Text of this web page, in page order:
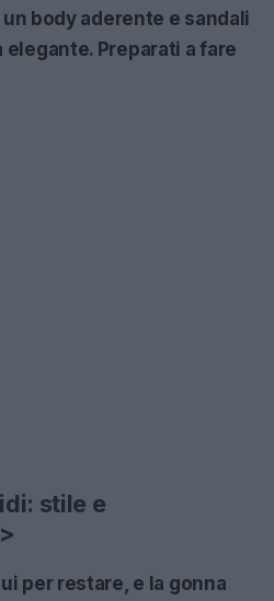
un body aderente e sandali
Preparati a fare
stile e
per restare, e la gonna